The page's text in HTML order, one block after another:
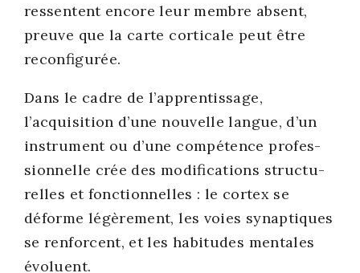
res­sentent encore leur membre absent,
preuve que la carte cor­ti­cale peut être
recon­fi­gu­rée.
Dans le cadre de l’apprentissage,
l’acquisition d’une nou­velle langue, d’un
ins­tru­ment ou d’une com­pé­tence pro­fes­
sion­nelle crée des modi­fi­ca­tions struc­tu­
relles et fonc­tion­nelles : le cor­tex se
déforme légè­re­ment, les voies synap­tiques
se ren­forcent, et les habi­tudes men­tales
évo­luent.